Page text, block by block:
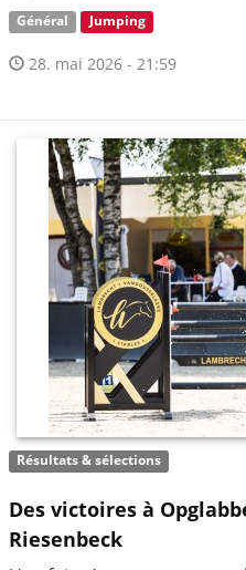
Général Jumping
28. mai 2026 - 21:59
Résultats & sélections
Des victoires à
Riesenbeck